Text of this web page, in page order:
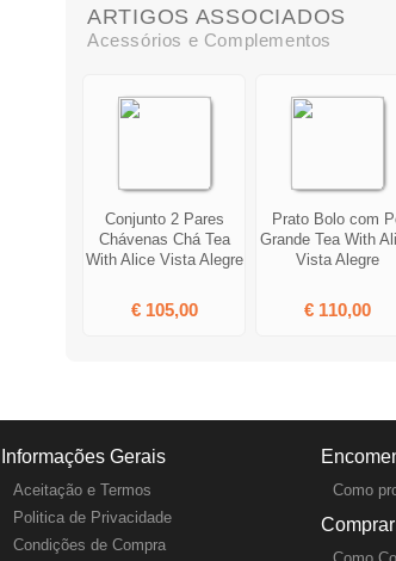
ARTIGOS ASSOCIADOS
Acessórios e Complementos
Conjunto 2 Pares
Chávenas Chá Tea
With Alice Vista Alegre
€ 105,00
Prato Bolo com
Grande Tea With
Vista Alegre
€ 110,00
Informações Gerais
Aceitação e Termos
Politica de Privacidade
Condições de Compra
Como